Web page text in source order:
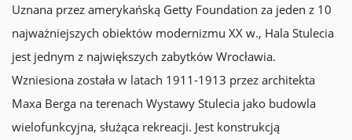
Uznana przez amerykańską Getty Foundation za jeden z 10
najważniejszych obiektów modernizmu XX w., Hala Stulecia
jest jednym z największych zabytków Wrocławia.
Wzniesiona została w latach 1911-1913 przez architekta
Maxa Berga na terenach Wystawy Stulecia jako budowla
wielofunkcyjna, służąca rekreacji. Jest konstrukcją